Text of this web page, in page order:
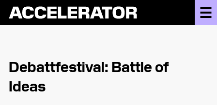
Debattfestival: Battle of
Ideas